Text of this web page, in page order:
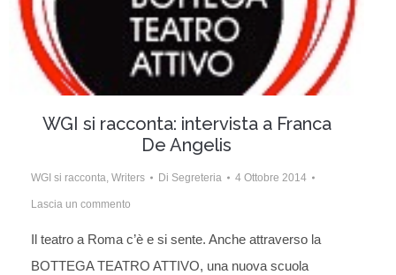
WGI si racconta: intervista a Franca
De Angelis
WGI si racconta, Writers Di Segreteria 4 Ottobre 2014
Lascia un commento
Il teatro a Roma c’è e si sente. Anche attraverso la
BOTTEGA TEATRO ATTIVO, una nuova scuola